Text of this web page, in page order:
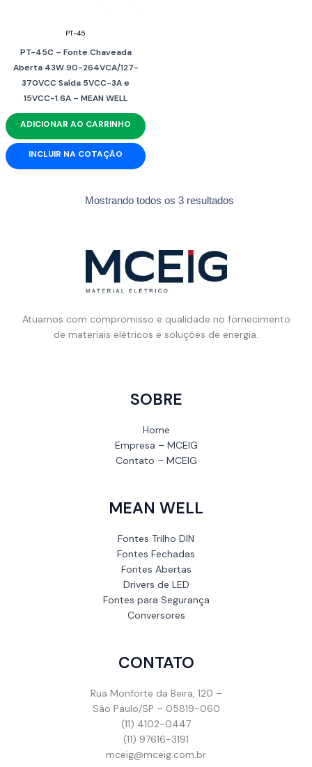
PT-45
PT-45C – Fonte Chaveada
Aberta 43W 90-264VCA/127-
370VCC Saída 5VCC-3A e
15VCC-1.6A – MEAN WELL
ADICIONAR AO CARRINHO
INCLUIR NA COTAÇÃO
Mostrando todos os 3 resultados
Atuamos com compromisso e qualidade no fornecimento
de materiais elétricos e soluções de energia.
SOBRE
Home
Empresa – MCEIG
Contato – MCEIG
MEAN WELL
Fontes Trilho DIN
Fontes Fechadas
Fontes Abertas
Drivers de LED
Fontes para Segurança
Conversores
CONTATO
Rua Monforte da Beira, 120 –
São Paulo/SP – 05819-060
(11) 4102-0447
(11) 97616-3191
mceig@mceig.com.br